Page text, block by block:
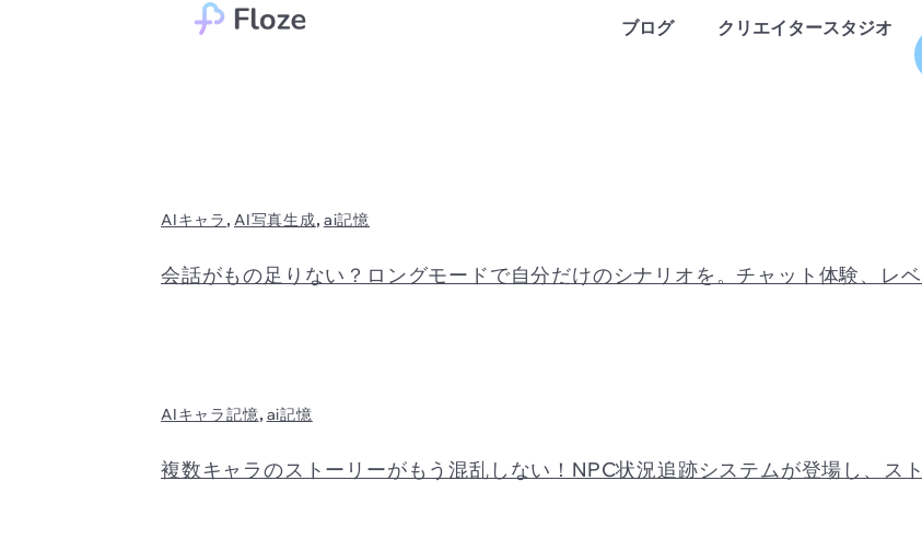
ブログ クリエイタースタジオ
AIキャラ , AI写真生成, ai記憶
会話がもの足りない？ロングモードで自分だけのシナリオを。チャット体験、レベ
AIキャラ記憶, ai記憶
複数キャラのストーリーがもう混乱しない！NPC状況追跡システムが登場し、ス